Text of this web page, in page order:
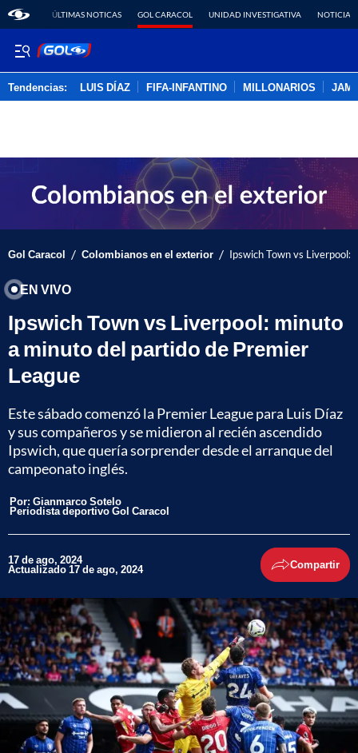
ÚLTIMAS NOTICAS GOL CARACOL UNIDAD INVESTIGATIVA NOTICIAS
Tendencias: LUIS DÍAZ FIFA-INFANTINO MILLONARIOS
Gol Caracol / Colombianos en el exterior / Ipswich Town vs Liverpool:
EN VIVO
Ipswich Town vs Liverpool: minuto
a minuto del partido de Premier
League
Este sábado comenzó la Premier League para Luis Díaz
y sus compañeros y se midieron al recién ascendido
Ipswich, que quería sorprender desde el arranque del
campeonato inglés.
Por: Gianmarco Sotelo
Periodista deportivo Gol Caracol
17 de ago, 2024
Actualizado 17 de ago, 2024 Compartir